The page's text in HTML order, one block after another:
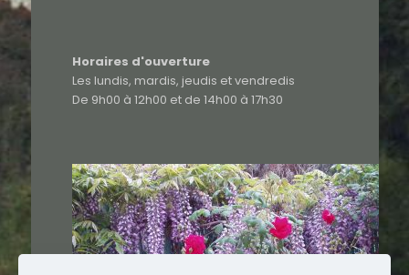
Horaires d'ouverture
Les lundis, mardis, jeudis et vendredis
De 9h00 à 12h00 et de 14h00 à 17h30